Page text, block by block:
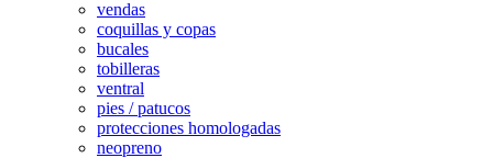
vendas
coquillas y copas
bucales
tobilleras
ventral
pies / patucos
protecciones homologadas
neopreno